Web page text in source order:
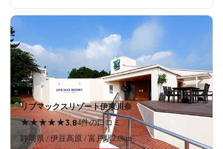
リブマックスリゾート伊東川奈
★★★★★3.84件の口コミ
静岡県 / 伊豆高原 / 富戸駅2.0km